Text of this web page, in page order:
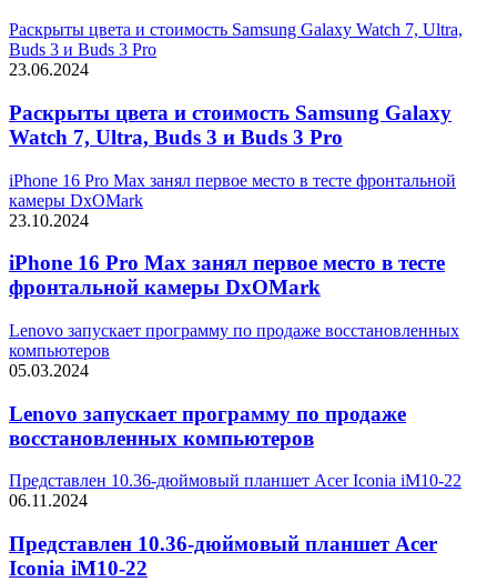
Раскрыты цвета и стоимость Samsung Galaxy Watch 7, Ultra,
Buds 3 и Buds 3 Pro
23.06.2024
Раскрыты цвета и стоимость Samsung Galaxy
Watch 7, Ultra, Buds 3 и Buds 3 Pro
iPhone 16 Pro Max занял первое место в тесте фронтальной
камеры DxOMark
23.10.2024
iPhone 16 Pro Max занял первое место в тесте
фронтальной камеры DxOMark
Lenovo запускает программу по продаже восстановленных
компьютеров
05.03.2024
Lenovo запускает программу по продаже
восстановленных компьютеров
Представлен 10.36-дюймовый планшет Acer Iconia iM10-22
06.11.2024
Представлен 10.36-дюймовый планшет Acer
Iconia iM10-22